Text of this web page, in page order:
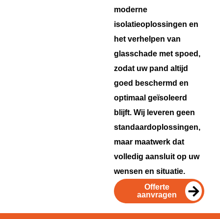
moderne
isolatieoplossingen en
het verhelpen van
glasschade met spoed,
zodat uw pand altijd
goed beschermd en
optimaal geïsoleerd
blijft. Wij leveren geen
standaardoplossingen,
maar maatwerk dat
volledig aansluit op uw
wensen en situatie.
Offerte
aanvragen